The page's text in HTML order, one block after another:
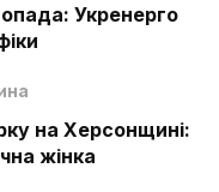
Укренерго
на Херсонщині:
жінка